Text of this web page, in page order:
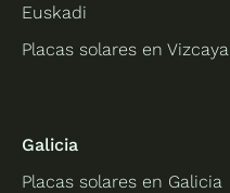
Euskadi
Placas solares en Vizcaya
Galicia
Placas solares en Galicia